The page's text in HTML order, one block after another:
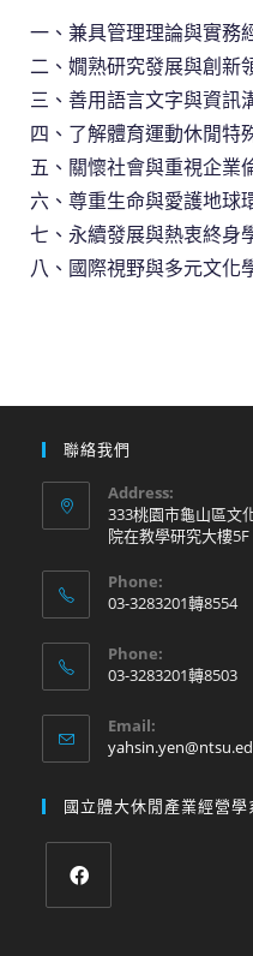
一、兼具管理理論與實務
二、嫺熟研究發展與創新
三、善用語言文字與資訊
四、了解體育運動休閒特
五、關懷社會與重視企業
六、尊重生命與愛護地球
七、永續發展與熱衷終身
八、國際視野與多元文化
聯絡我們
Address:
333桃園市龜山區文
院在教學研究大樓5F
Phone:
03-3283201轉8554
Phone:
03-3283201轉8503
Email:
國立體大休閒產業經營學